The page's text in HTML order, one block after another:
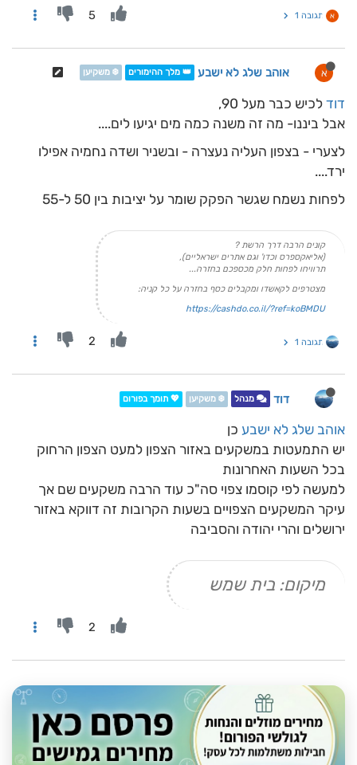
א תגובה 1 5
א אוהב שלג לא ישבע 👑 מלך ההימורים ❄️ משקיען
דוד לכיש כבר מעל 90,
אבל ביננו- מה זה משנה כמה מים יגיעו לים....
לצערי - בצפון העליה נעצרה - ובשניר ושדה נחמיה אפילו
ירד....
לפחות נשמח שגשר הפקק שומר על יציבות בין 50 ל-55
קונים הרבה דרך הרשת ?
(אליאקספרס וכדו' וגם אתרים ישראליים),
תרוויחו לפחות חלק מכספכם בחזרה...
מצטרפים לקאשדו ומקבלים כסף בחזרה על כל קניה:
https://cashdo.co.il/?ref=koBMDU
תגובה 1 2
דוד מנהל ❄️ משקיען 💖 תומך בפורום
אוהב שלג לא ישבע כן
יש התמעטות במשקעים באזור הצפון למעט הצפון הרחוק
בכל השעות האחרונות
למעשה לפי קוסמו צפוי סה"כ עוד הרבה משקעים שם אך
עיקר המשקעים הצפויים בשעות הקרובות זה דווקא באזור
ירושלים והרי יהודה והסביבה
מיקום: בית שמש
2